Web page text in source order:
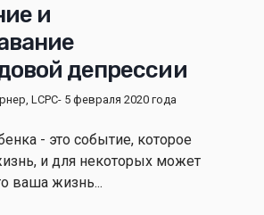
и
депрессии
LCPC- 5 февраля 2020 года
- это событие, которое
и для некоторых может
ваша жизнь...